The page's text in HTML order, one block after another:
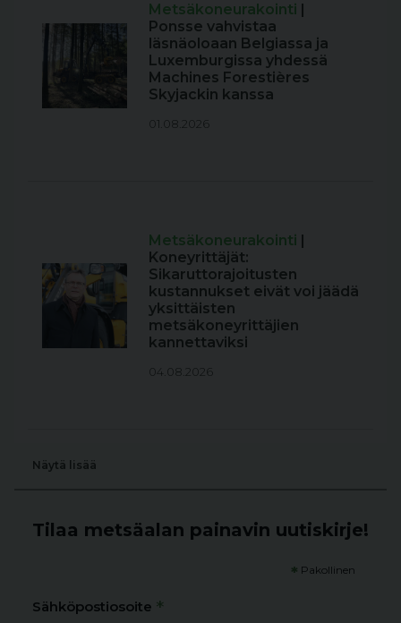
Metsäkoneurakointi
Ponsse vahvistaa
läsnäoloaan Belgiassa ja
Luxemburgissa yhdessä
Machines Forestières
Skyjackin kanssa
01.08.2026
Metsäkoneurakointi
Koneyrittäjät:
Sikaruttorajoitusten
kustannukset eivät voi jäädä
yksittäisten
metsäkoneyrittäjien
kannettaviksi
04.08.2026
Näytä lisää
Tilaa metsäalan painavin uutiskirje!
* Pakollinen
Sähköpostiosoite *